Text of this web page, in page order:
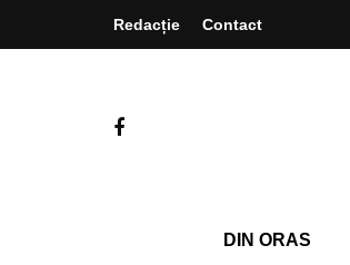
Redacție Contact
DIN ORAS